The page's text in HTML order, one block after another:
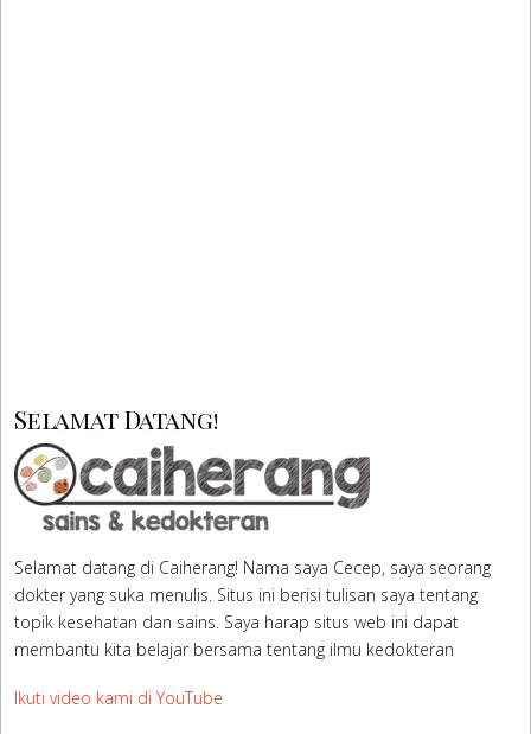
Selamat Datang!
Selamat datang di Caiherang! Nama saya Cecep, saya seorang
dokter yang suka menulis. Situs ini berisi tulisan saya tentang
topik kesehatan dan sains. Saya harap situs web ini dapat
membantu kita belajar bersama tentang ilmu kedokteran
Ikuti video kami di YouTube